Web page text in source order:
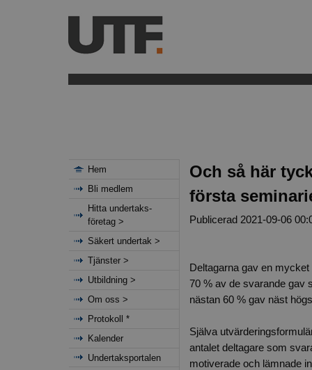
Och så här
första
Publicerad 2021-09-06
Deltagarna gav en
70 % av de svarande gav
nästan 60 % gav näst
Själva
antalet deltagare som
motiverade och lämnade
Hem
Bli medlem
Hitta undertaks-
företag >
Säkert undertak >
Tjänster >
Utbildning >
Om oss >
Protokoll *
Kalender
Undertaksportalen